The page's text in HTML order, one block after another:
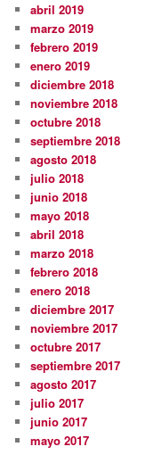
abril 2019
marzo 2019
febrero 2019
enero 2019
diciembre 2018
noviembre 2018
octubre 2018
septiembre 2018
agosto 2018
julio 2018
junio 2018
mayo 2018
abril 2018
marzo 2018
febrero 2018
enero 2018
diciembre 2017
noviembre 2017
octubre 2017
septiembre 2017
agosto 2017
julio 2017
junio 2017
mayo 2017